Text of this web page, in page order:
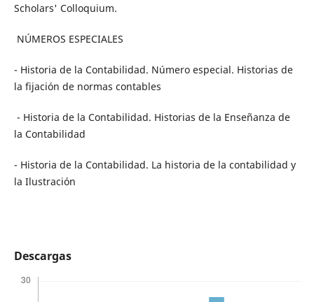
Scholars' Colloquium.
NÚMEROS ESPECIALES
- Historia de la Contabilidad. Número especial. Historias de
la fijación de normas contables
- Historia de la Contabilidad. Historias de la Enseñanza de
la Contabilidad
- Historia de la Contabilidad. La historia de la contabilidad y
la Ilustración
Descargas